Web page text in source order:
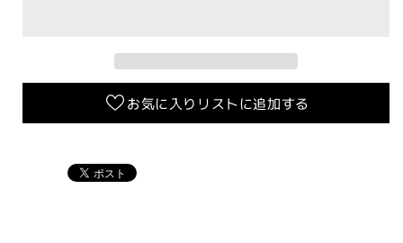
増
す
お気に入りリストに追加する